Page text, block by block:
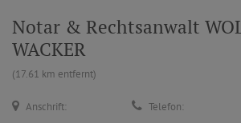
Notar & Rechtsanwalt
WACKER
(17.61 km entfernt)
Anschrift: Telefon: